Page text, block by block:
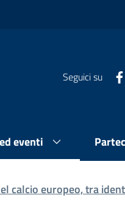
Seguici su
eventi
calcio europeo, tra